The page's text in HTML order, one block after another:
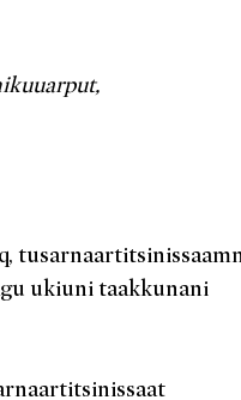
ukiuni taakkunani